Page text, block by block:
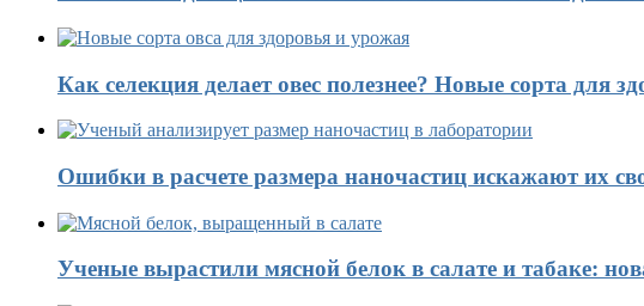
Как селекция делает овес полезнее? Новые сорта для
Ошибки в расчете размера наночастиц искажают их
Ученые вырастили мясной белок в салате и табаке: